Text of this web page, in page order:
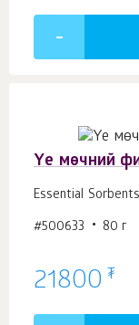
Үе мөчний
Essential Sorbents
#500633 80 г
21800 ₮